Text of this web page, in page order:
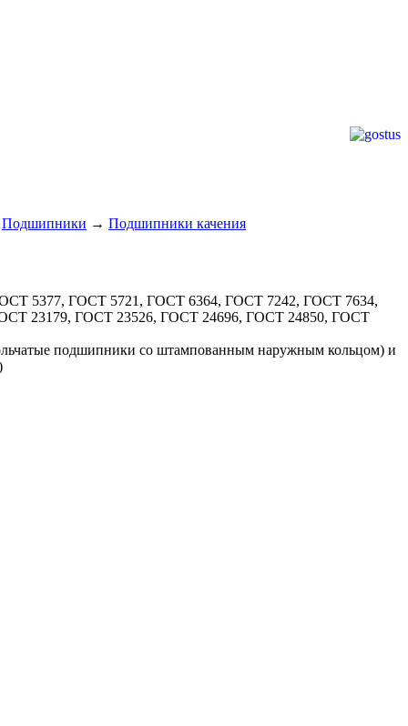
Подшипники → Подшипники качения
5377, ГОСТ 5721, ГОСТ 6364, ГОСТ 7242, ГОСТ 7634,
23179, ГОСТ 23526, ГОСТ 24696, ГОСТ 24850, ГОСТ
подшипники со штампованным наружным кольцом) и